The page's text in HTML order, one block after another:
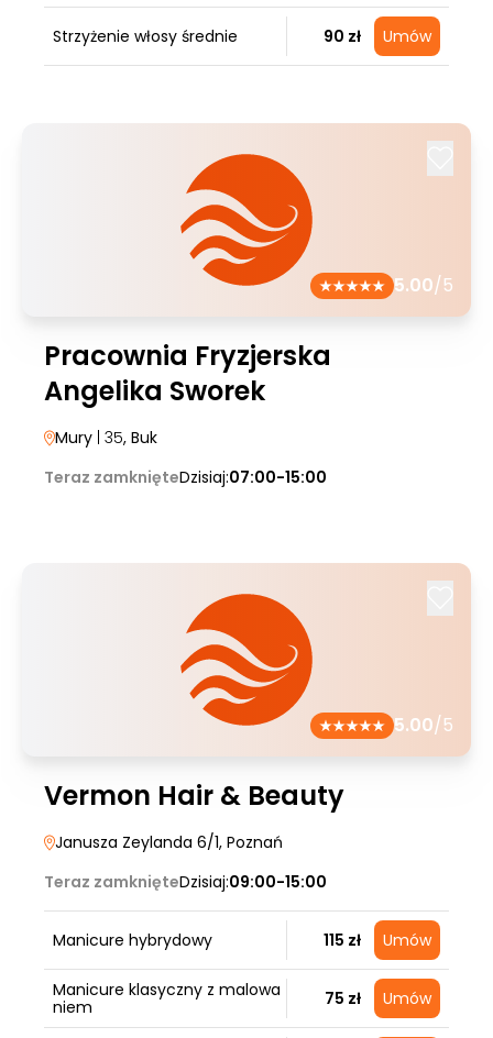
Strzyżenie włosy średnie 90 zł Umów
5.00/5
Pracownia Fryzjerska
Angelika Sworek
Mury | 35, Buk
Teraz zamknięteDzisiaj:07:00-15:00
5.00/5
Vermon Hair & Beauty
Janusza Zeylanda 6/1, Poznań
Teraz zamknięteDzisiaj:09:00-15:00
Manicure hybrydowy 115 zł Umów
Manicure klasyczny z malowa
niem
75 zł Umów